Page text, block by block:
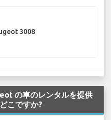
3008
の車のレンタルを提供
こですか?